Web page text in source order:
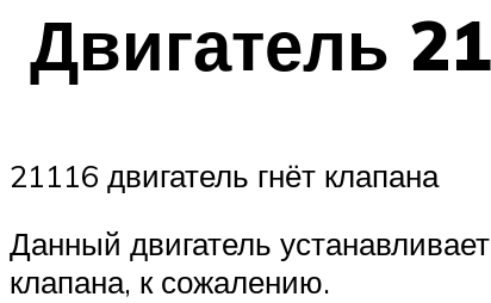
Двигатель
21116 двигатель гнёт клапана
Данный двигатель
клапана, к сожалению.